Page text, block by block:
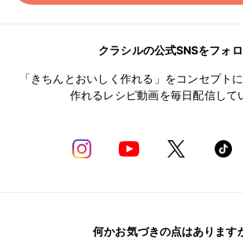
クラシルの公式SNSをフォ
「きちんとおいしく作れる」をコンセプト
作れるレシピ動画を毎日配信して
何かお気づきの点はあります